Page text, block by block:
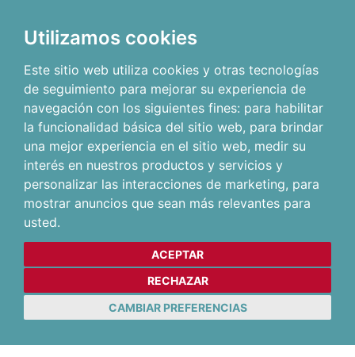
Utilizamos cookies
Este sitio web utiliza cookies y otras tecnologías
de seguimiento para mejorar su experiencia de
navegación con los siguientes fines: para habilitar
la funcionalidad básica del sitio web, para brindar
una mejor experiencia en el sitio web, medir su
interés en nuestros productos y servicios y
personalizar las interacciones de marketing, para
mostrar anuncios que sean más relevantes para
usted.
ACEPTAR
RECHAZAR
CAMBIAR PREFERENCIAS